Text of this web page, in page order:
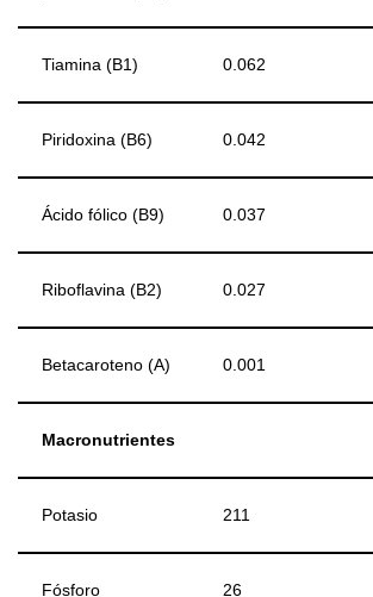
Tiamina (B1) 0.062
Piridoxina (B6) 0.042
Ácido fólico (B9) 0.037
Riboflavina (B2) 0.027
Betacaroteno (A) 0.001
Macronutrientes
Potasio 211
Fósforo 26